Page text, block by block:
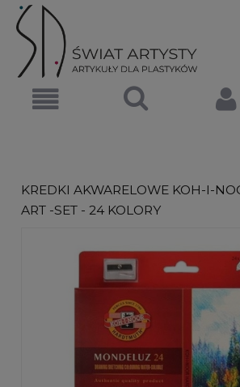
KREDKI AKWARELOWE KOH-I-
ART -SET - 24 KOLORY